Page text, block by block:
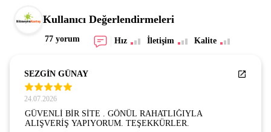
Kullanıcı Değerlendirmeleri
77 yorum Hız İletişim Kalite
SEZGİN GÜNAY
24.07.2026
GÜVENLİ BİR SİTE . GÖNÜL RAHATLIĞIYLA
ALIŞVERİŞ YAPIYORUM. TEŞEKKÜRLER.